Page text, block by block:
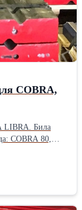
чертежам из
подобрать
применения.
COBRA,
Била
COBRA 80,
изнашиваемой